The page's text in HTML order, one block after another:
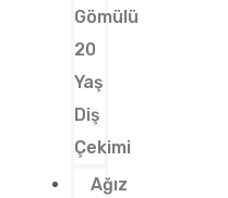
Gömülü
20
Yaş
Diş
Çekimi
Ağız